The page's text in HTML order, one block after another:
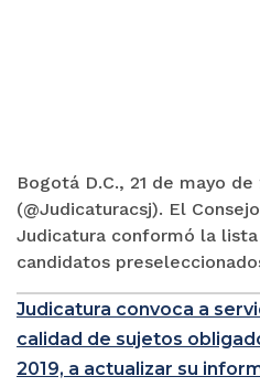
Bogotá D.C., 21 de mayo de
(@Judicaturacsj). El
Judicatura conformó la
candidatos
Judicatura convoca a
calidad de sujetos
2019, a actualizar su